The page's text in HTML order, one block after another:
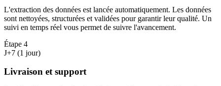
L'extraction des données est lancée automatiquement. Les données
sont nettoyées, structurées et validées pour garantir leur qualité. Un
suivi en temps réel vous permet de suivre l'avancement.
Étape 4
J+7 (1 jour)
Livraison et support